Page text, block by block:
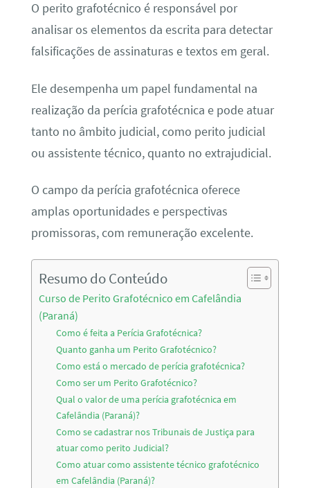
O perito grafotécnico é responsável por
analisar os elementos da escrita para detectar
falsificações de assinaturas e textos em geral.
Ele desempenha um papel fundamental na
realização da perícia grafotécnica e pode atuar
tanto no âmbito judicial, como perito judicial
ou assistente técnico, quanto no extrajudicial.
O campo da perícia grafotécnica oferece
amplas oportunidades e perspectivas
promissoras, com remuneração excelente.
Resumo do Conteúdo
Curso de Perito Grafotécnico em Cafelândia
(Paraná)
Como é feita a Perícia Grafotécnica?
Quanto ganha um Perito Grafotécnico?
Como está o mercado de perícia grafotécnica?
Como ser um Perito Grafotécnico?
Qual o valor de uma perícia grafotécnica em
Cafelândia (Paraná)?
Como se cadastrar nos Tribunais de Justiça para
atuar como perito Judicial?
Como atuar como assistente técnico grafotécnico
em Cafelândia (Paraná)?